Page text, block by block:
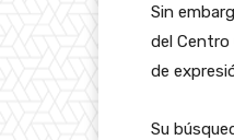
Sin
del Centro
de
Su